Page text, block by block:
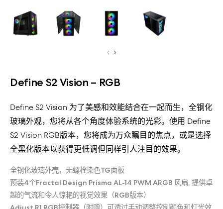
‹ ›
Define S2 Vision – RGB
Define S2 Vision 为了美感和效能结合在一起而生，全钢化
玻璃外观，您将从各个角度体验系统的光彩。使用 Define
S2 Vision RGB版本，您将成为万众瞩目的焦点，或是选择
全黑化版本以获得更低调但同样引人注目的效果。
全钢化玻璃外壳，无螺栓染色TG面板
预装4个Fractal Design Prisma AL-14 PWM ARGB 风扇, 提供卓
越的气流和令人惊艳的视觉效果（RGB版本）